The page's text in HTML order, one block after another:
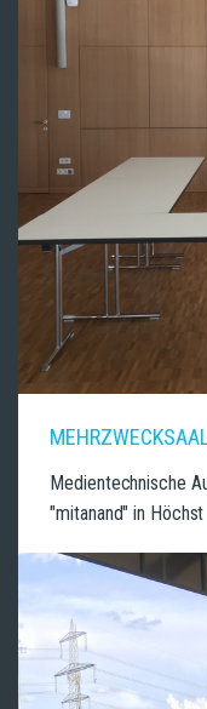
Medientechnische
"mitanand" in Höchst